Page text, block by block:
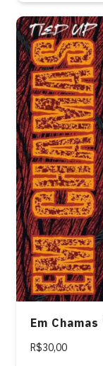
Em
R$30,00